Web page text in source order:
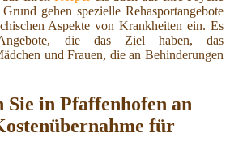
gehen spezielle Rehasportangebote
Aspekte von Krankheiten ein. Es
die das Ziel haben, das
und Frauen, die an Behinderungen
Sie in Pfaffenhofen an
für